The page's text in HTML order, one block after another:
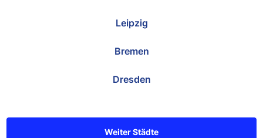
Leipzig
Bremen
Dresden
Weiter Städte